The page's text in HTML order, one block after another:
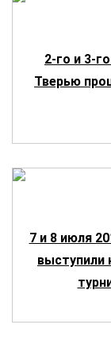
2-го и 3-
Тверью
7 и 8 июля
выступили